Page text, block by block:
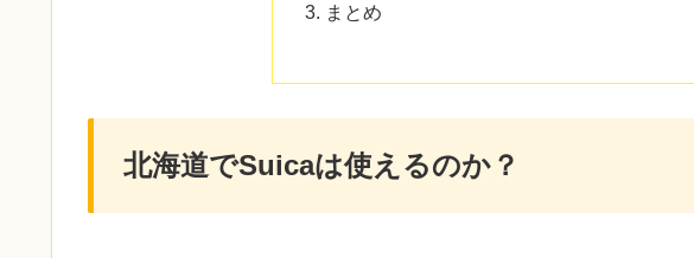
まとめ
北海道でSuicaは使えるのか？